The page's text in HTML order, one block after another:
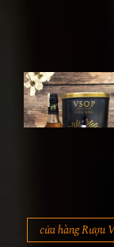
cửa hàng Rượu